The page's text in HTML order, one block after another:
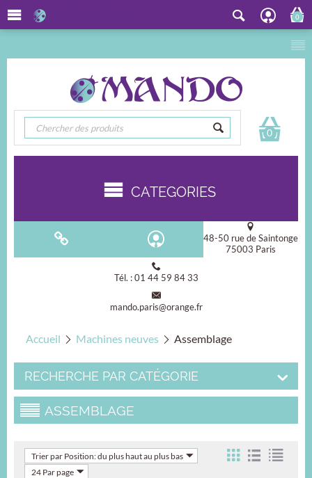
0
CATEGORIES
48-50 rue de Saintonge
75003 Paris
Tél. : 01 44 59 84 33
mando.paris@orange.fr
0
Accueil Machines neuves Assemblage
RECHERCHE PAR CATÉGORIE
ASSEMBLAGE
Trier par Position: du plus haut au plus bas
24 Par page